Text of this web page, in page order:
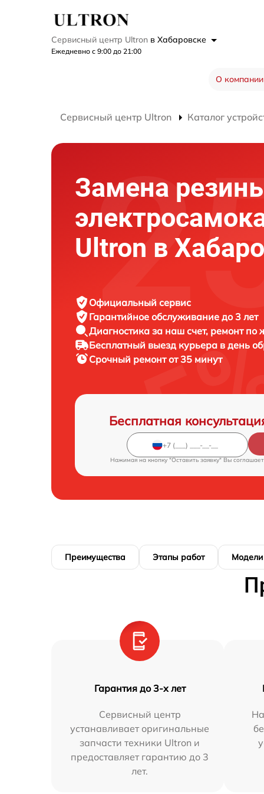
Сервисный центр Ultron в Хабаровске
Ежедневно с 9:00 до 21:00
О компании
Сервисный центр Ultron Каталог
Замена
Ultron в
Официальный сервис
Гарантийное обслуживание до 3 лет
Диагностика за наш счет, ремонт по
Бесплатный выезд курьера в день
Срочный ремонтот 35 минут
Бесплатная
Нажимая на кнопку "Оставить заявку" Вы
Преимущества Этапы работ Модели
Гарантия до 3-х лет
Сервисный центр
устанавливает оригинальные
запчасти техники Ultron и
предоставляет гарантию до 3
лет.